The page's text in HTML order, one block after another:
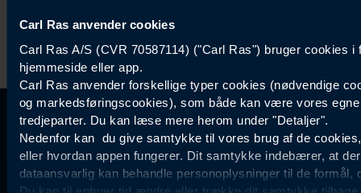
Carl Ras anvender cookies
Carl Ras A/S (CVR 70587114) ("Carl Ras") bruger cookies
hjemmeside eller app.
Carl Ras anvender forskellige typer cookies (nødvendige
og markedsføringscookies), som både kan være vores
tredjeparter. Du kan læse mere herom under "Detaljer".
Nedenfor kan du give samtykke til vores brug af de
eller hvordan appen fungerer. Dit samtykke indebærer, at
dataansvarlig kan behandle personoplysninger til de formål,
Kontakt Kundeservice
44 85 55
11
Information
Carl Ras Gruppen
Om os
Job og karriere
Kundefordele
Bliv kontokunde
Services
Digitale løsninger
Inspiration
Specialisten
Produktløsninger
Certificeret byggeri